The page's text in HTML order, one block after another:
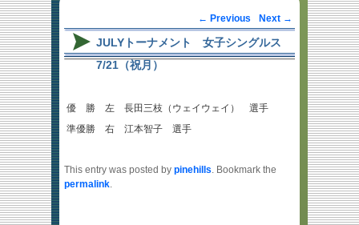
Post navigation
← Previous Next →
JULYトーナメント 女子シングルス
7/21（祝月）
優 勝 左 長田三枝（ウェイウェイ） 選手
準優勝 右 江本智子 選手
This entry was posted by pinehills. Bookmark the
permalink.